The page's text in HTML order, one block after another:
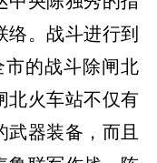
络。战斗进行到
的战斗除闸北
北火车站不仅有
器装备，而且